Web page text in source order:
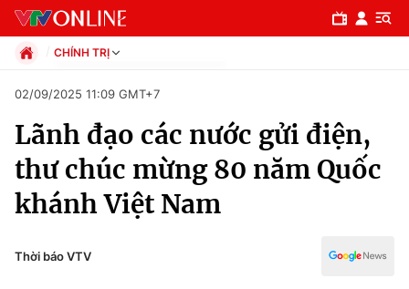
Chuyên mục
Chính trị
CHÍNH TRỊ
Xã hội
Pháp luật
Thể thao
Truyền hình
Văn hóa - Giải trí
02/09/2025 11:09 GMT+7
Lãnh đạo các nước gửi điện,
thư chúc mừng 80 năm Quốc
khánh Việt Nam
Thời báo VTV